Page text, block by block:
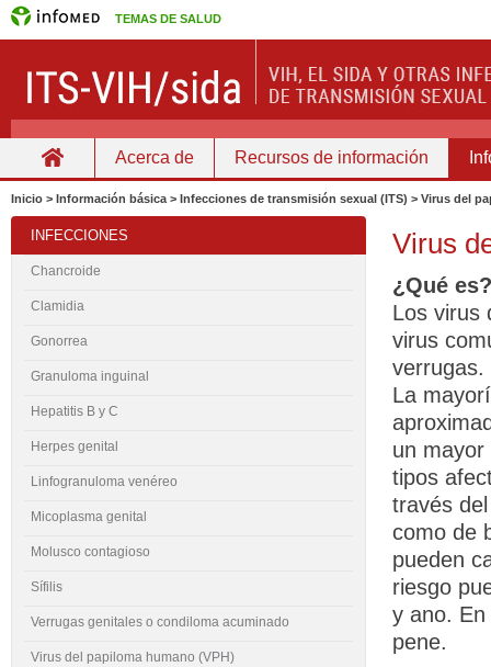
TEMAS DE SALUD
Acerca de Recursos de información
Inicio > Información básica > Infecciones de transmisión sexual (ITS) > Virus del
Virus
¿Qué es?
Los virus
virus
verrugas.
La
un mayor
tipos
través
como de
pueden
riesgo
y ano.
pene.
INFECCIONES
Chancroide
Clamidia
Gonorrea
Granuloma inguinal
Hepatitis B y C
Herpes genital
Linfogranuloma venéreo
Micoplasma genital
Molusco contagioso
Sífilis
Verrugas genitales o condiloma acuminado
Virus del papiloma humano (VPH)